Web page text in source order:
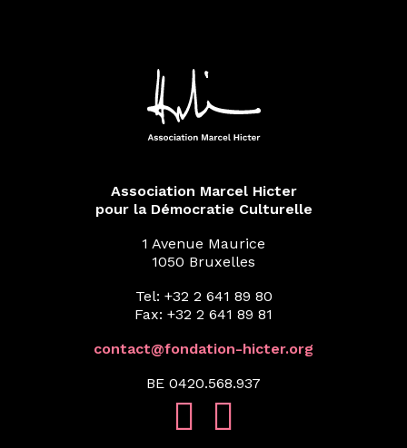
Association Marcel Hicter
pour la Démocratie Culturelle
1 Avenue Maurice
1050 Bruxelles
Tel: +32 2 641 89 80
Fax: +32 2 641 89 81
contact@fondation-hicter.org
BE 0420.568.937